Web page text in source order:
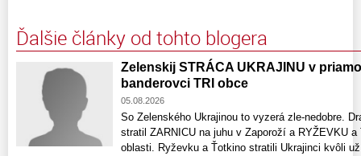
Ďalšie články od tohto blogera
Zelenskij STRÁCA UKRAJINU v
banderovci TRI obce
05.08.2026
So Zelenského Ukrajinou to vyzerá zle-nedobre.
stratil ZARNICU na juhu v Zaporoží a RYŽEVKU
oblasti. Ryževku a Ťotkino stratili Ukrajinci kvôli